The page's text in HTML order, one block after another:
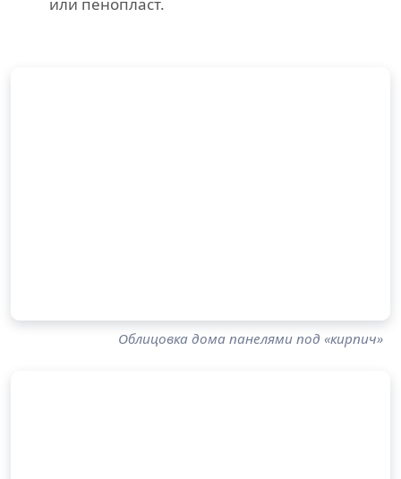
Облицовка дома панелями под «кирпич»